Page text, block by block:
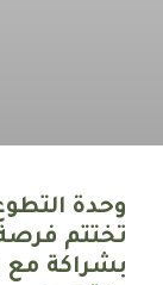
وحدة
تختتم
بشراكة مع